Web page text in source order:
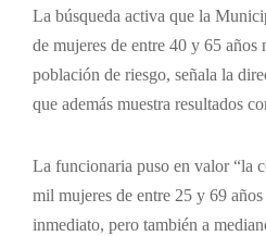
La búsqueda activa que la
de mujeres de entre 40 y 65
población de riesgo, señala la
que además muestra resultados
La funcionaria puso en valor “la
mil mujeres de entre 25 y 69
inmediato, pero también a